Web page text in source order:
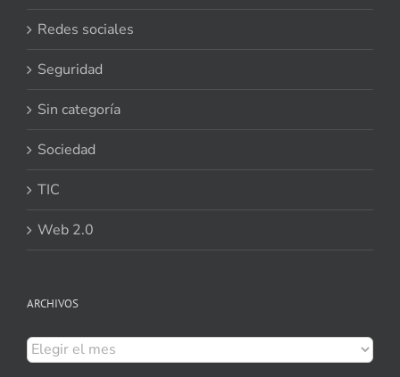
Redes sociales
Seguridad
Sin categoría
Sociedad
TIC
Web 2.0
ARCHIVOS
Archivos